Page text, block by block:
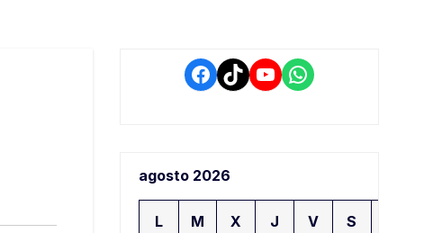
Facebook
TikTokYouTube
WhatsApp
agosto 2026
L M X J V S